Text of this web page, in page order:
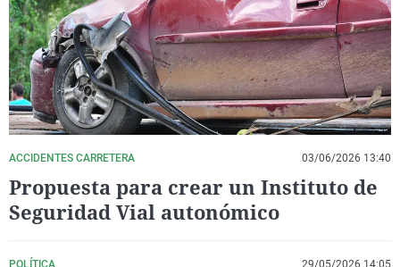
La rosa de los vientos
Gente viajera
Como el perro y el
Caso
Retornados
Equipo de
Operación Viuda
Extremadura
Galicia
La Rioja
Navarra
País Vasco
Virales
Televisión
Elecciones
ACCIDENTES CARRETERA 03/06/2026 13:40
Propuesta para crear un Instituto de
Seguridad Vial autonómico
POLÍTICA 29/05/2026 14:05